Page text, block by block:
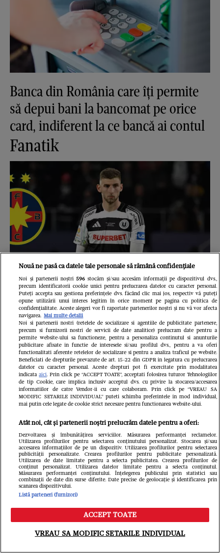
Banca din România care îți permite
să depui bani la bancomat pe orice
card, indiferent la ce bancă ai contul
Fanatik
El este jucătorul de la U Cluj care
nici nu vrea să audă de transferul lui
Lukic la FCSB. Ce sfat i-a dat
bosniacului
GSP.ro
Meniu Caută
Nouă ne pasă ca datele tale personale să rămână confidențiale
Noi și partenerii noștri 596stocăm și/sau accesăm informații pe dispozitivul dvs.,
precum identificatorii cookie unici pentru prelucrarea datelor cu caracter personal.
Puteți accepta sau gestiona preferințele dvs. făcând clic mai jos, respectiv vă puteți
opune utilizării unui interes legitim în orice moment pe pagina cu politica de
confidențialitate. Aceste alegeri vor fi raportate partenerilor noștri și nu vă vor afecta
navigarea. Mai multe detalii
Noi si partenerii nostri (retelele de socializare si agentiile de publicitate partenere,
precum si furnizorii nostri de servicii de date analitice) prelucram date pentru a
permite website-ului sa functioneze, pentru a personaliza continutul si anunturile
publicitare afisate in functie de interesele si/sau profilul dvs., pentru a va oferi
functionalitati aferente retelelor de socializare si pentru a analiza traficul pe website.
Beneficiati de drepturile prevazute de art. 15-22 din GDPR in legatura cu prelucrarea
datelor cu caracter personal. Aceste drepturi pot fi exercitate prin modalitatea
indicataaici. Prin click pe “ACCEPT TOATE”, acceptati folosirea tuturor Tehnologiilor
de tip Cookie, care implica inclusiv acceptul dvs. cu privire la stocarea/accesarea
informatiilor de catre Vendor-ii cu care colaboram. Prin click pe “VREAU SA
MODIFIC SETARILE INDIVIDUAL” puteti schimba preferintele in mod individual,
mai putin cele legate de cookie strict necesare pentru functionarea website-ului.
Atât noi, cât și partenerii noștri prelucrăm datele pentru a oferi:
Dezvoltarea și îmbunătățirea serviciilor. Măsurarea performanței reclamelor.
Utilizarea profilurilor pentru selectarea conținutului personalizat. Stocarea și/sau
accesarea informațiilor de pe un dispozitiv. Utilizarea profilurilor pentru selectarea
publicității personalizate. Crearea profilurilor pentru publicitate personalizată.
Utilizarea de date limitate pentru a selecta publicitatea. Crearea profilurilor de
conținut personalizat. Utilizarea datelor limitate pentru a selecta conținutul.
Măsurarea performanței conținutului. Înțelegerea publicului prin statistici sau
combinații de date din surse diferite. Date precise de geolocație și identificarea prin
scanarea dispozitivului.
Listă parteneri (furnizori)
ACCEPT TOATE
VREAU SA MODIFIC SETARILE INDIVIDUAL